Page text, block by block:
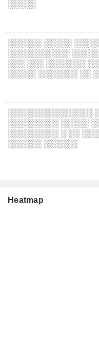
░░░░░
░░░░░░ ░░░░░
░░░░░░░░░░░
░░░ ░░░ ░░░░░░░
░░░░░ ░░░░░░░ ░░
░░░░░░░░░░░░░░░
░░░░░░░░░ ░░░░░
░░░░░░░░░ ░ ░░
░░░░░░ ░░░░░░
Heatmap